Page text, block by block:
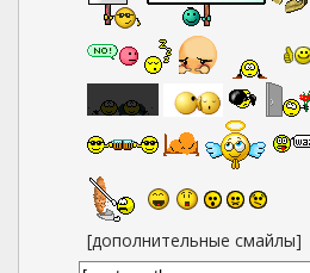
[дополнительные смайлы]